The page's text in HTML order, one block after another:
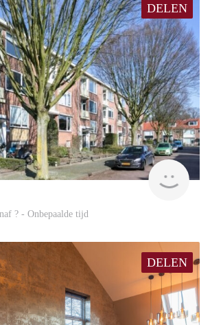
DELEN
? - Onbepaalde tijd
DELEN